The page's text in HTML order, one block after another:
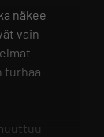
näkee
vain
turhaa